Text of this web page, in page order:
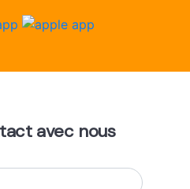
avec nous